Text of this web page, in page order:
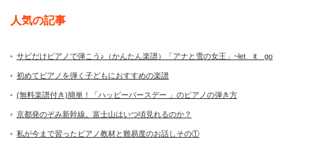
人気の記事
サビだけピアノで弾こう♪（かんたん楽譜）「アナと雪の女王」~let it go
初めてピアノを弾く子どもにおすすめの楽譜
(無料楽譜付き)簡単！「ハッピーバースデー 」のピアノの弾き方
京都発のぞみ新幹線。富士山はいつ頃見れるのか？
私が今まで習ったピアノ教材と難易度のお話しその①